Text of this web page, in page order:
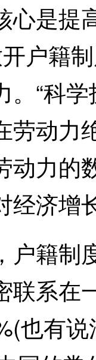
是提
户籍
。“科
劳动力
动力的
经济增
籍制
联系在
也有